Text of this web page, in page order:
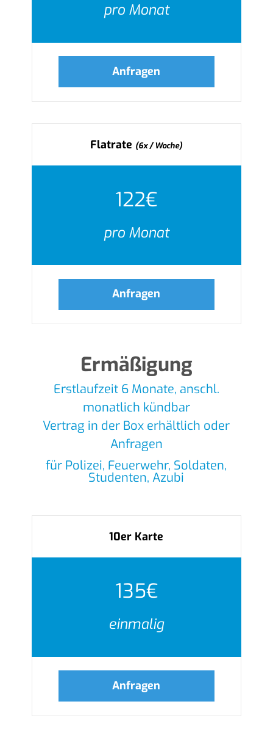
pro Monat
Anfragen
Flatrate (6x / Woche)
122€
pro Monat
Anfragen
Ermäßigung
Erstlaufzeit 6 Monate, anschl.
monatlich kündbar
Vertrag in der Box erhältlich oder
Anfragen
für Polizei, Feuerwehr, Soldaten,
Studenten, Azubi
10er Karte
135€
einmalig
Anfragen